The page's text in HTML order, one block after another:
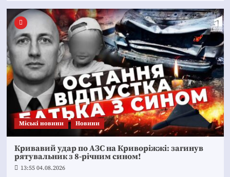
Mіські новини Новини
Кривавий удар по АЗС на Криворіжжі: загинув
рятувальник з 8-річним сином!
13:55 04.08.2026